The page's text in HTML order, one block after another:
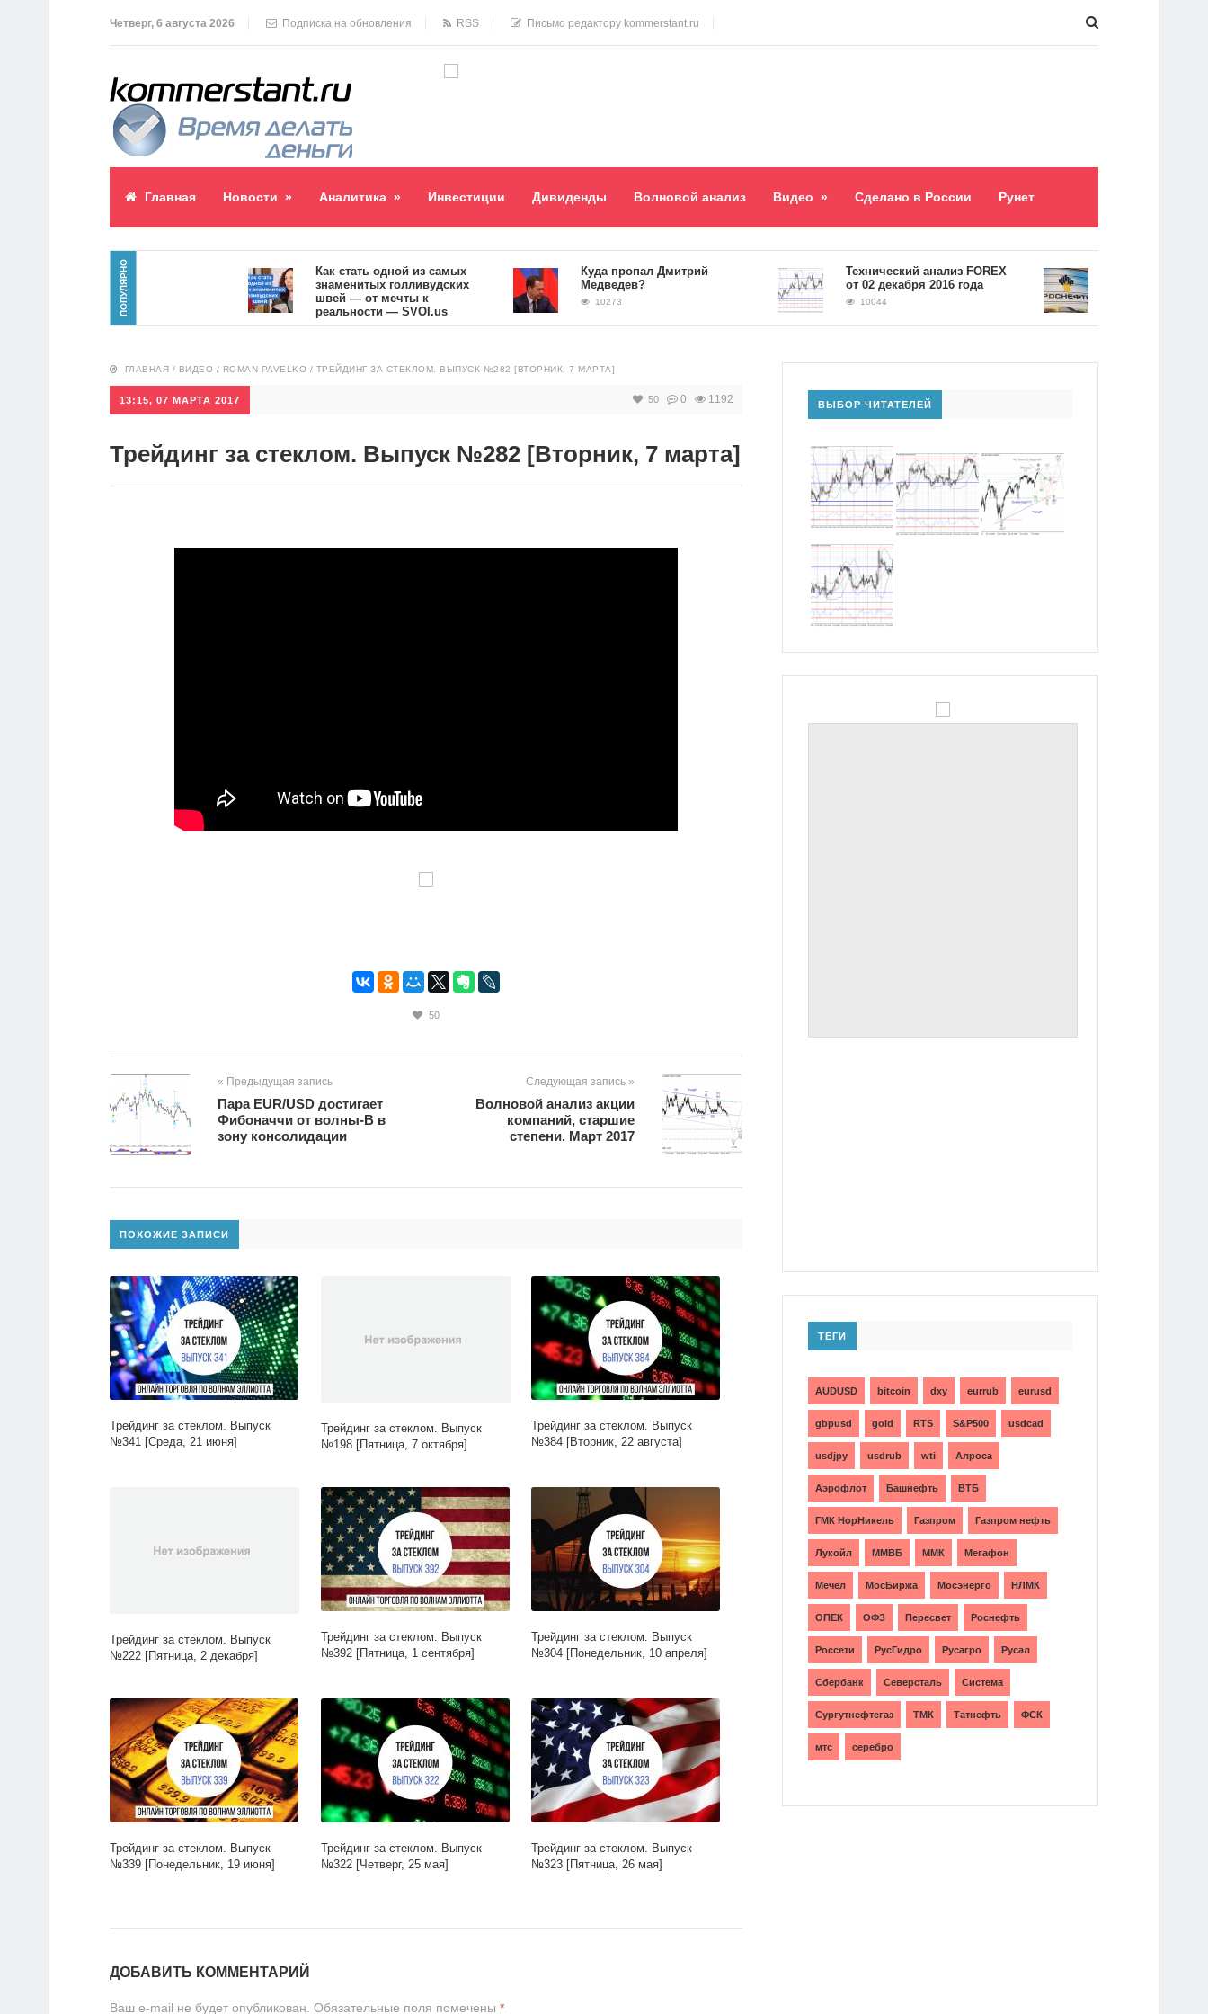
Четверг, 6 августа 2026 Подписка на обновления RSS Письмо редактору kommerstant.ru
Главная Новости » Аналитика » Инвестиции Дивиденды Волновой анализ Видео » Сделано в России Рунет
ПОПУЛЯРНО
Как стать одной из самых
знаменитых голливудских
швей — от мечты к
реальности — SVOI.us
10551
Куда пропал Дмитрий
Медведев?
10273
​Технический анализ FOREX
от 02 декабря 2016 года
10044
Долг «Роснефти»
5,2 триллиона
ГЛАВНАЯ / ВИДЕО / ROMAN PAVELKO / ТРЕЙДИНГ ЗА СТЕКЛОМ. ВЫПУСК №282 [ВТОРНИК, 7 МАРТА]
13:15, 07 МАРТА 2017 50 0 1192
Трейдинг за стеклом. Выпуск №282 [Вторник, 7 марта]
50
« Предыдущая запись
Пара EUR/USD достигает
Фибоначчи от волны-B в
зону консолидации
Следующая запись »
Волновой анализ акции
компаний, старшие
степени. Март 2017
ПОХОЖИЕ ЗАПИСИ
Трейдинг за стеклом. Выпуск
№341 [Среда, 21 июня]
Трейдинг за стеклом. Выпуск
№198 [Пятница, 7 октября]
Трейдинг за стеклом. Выпуск
№384 [Вторник, 22 августа]
Трейдинг за стеклом. Выпуск
№222 [Пятница, 2 декабря]
Трейдинг за стеклом. Выпуск
№392 [Пятница, 1 сентября]
Трейдинг за стеклом. Выпуск
№304 [Понедельник, 10 апреля]
Трейдинг за стеклом. Выпуск
№339 [Понедельник, 19 июня]
Трейдинг за стеклом. Выпуск
№322 [Четверг, 25 мая]
Трейдинг за стеклом. Выпуск
№323 [Пятница, 26 мая]
ДОБАВИТЬ КОММЕНТАРИЙ
Ваш e-mail не будет опубликован. Обязательные поля помечены *
ВЫБОР ЧИТАТЕЛЕЙ
ТЕГИ
AUDUSD bitcoin dxy eurrub eurusd
gbpusd gold RTS S&P500 usdcad
usdjpy usdrub wti Алроса
Аэрофлот Башнефть ВТБ
ГМК НорНикель Газпром Газпром нефть
Лукойл ММВБ ММК Мегафон
Мечел МосБиржа Мосэнерго НЛМК
ОПЕК ОФЗ Пересвет Роснефть
Россети РусГидро Русагро Русал
Сбербанк Северсталь Система
Сургутнефтегаз ТМК Татнефть ФСК
мтс серебро